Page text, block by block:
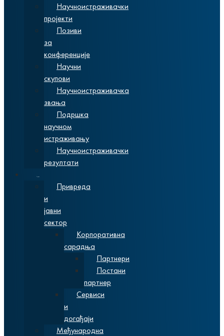
Научноистраживачки
пројекти
Позиви
за
конференције
Научни
скупови
Научноистраживачка
звања
Подршка
научном
истраживању
Научноистраживачки
резултати
Привреда
и
јавни
сектор
Корпоративна
сарадња
Партнери
Постани
партнер
Сервиси
и
догађаји
Међународна